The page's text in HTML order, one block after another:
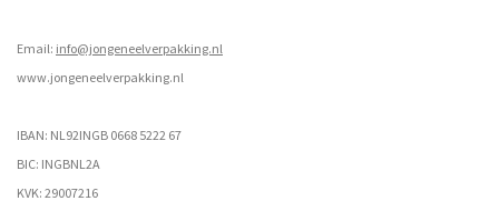
Email: info@jongeneelverpakking.nl
www.jongeneelverpakking.nl
IBAN: NL92INGB 0668 5222 67
BIC: INGBNL2A
KVK: 29007216